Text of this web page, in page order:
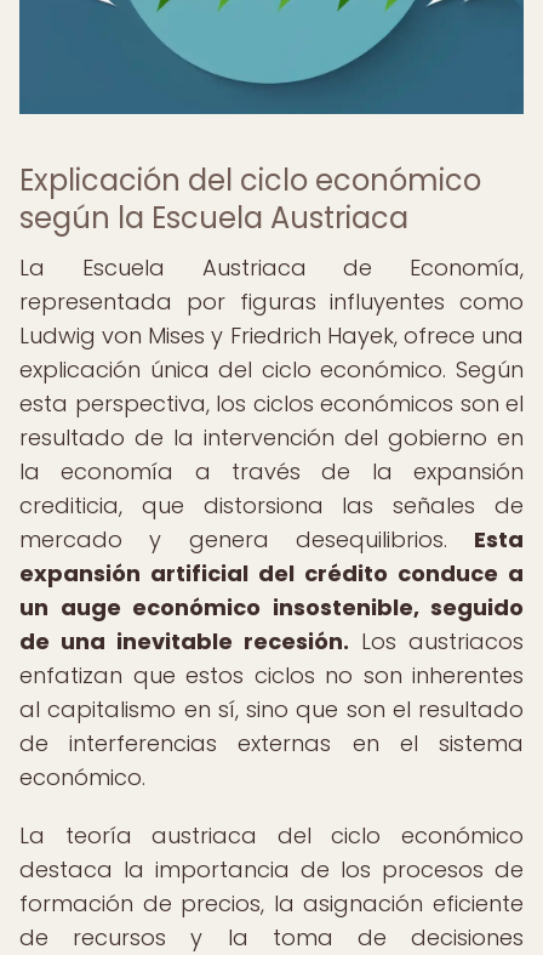
Explicación del ciclo económico
según la Escuela Austriaca
La Escuela Austriaca de Economía,
representada por figuras influyentes como
Ludwig von Mises y Friedrich Hayek, ofrece una
explicación única del ciclo económico. Según
esta perspectiva, los ciclos económicos son el
resultado de la intervención del gobierno en
la economía a través de la expansión
crediticia, que distorsiona las señales de
mercado y genera desequilibrios. Esta
expansión artificial del crédito conduce a
un auge económico insostenible, seguido
de una inevitable recesión. Los austriacos
enfatizan que estos ciclos no son inherentes
al capitalismo en sí, sino que son el resultado
de interferencias externas en el sistema
económico.
La teoría austriaca del ciclo económico
destaca la importancia de los procesos de
formación de precios, la asignación eficiente
de recursos y la toma de decisiones